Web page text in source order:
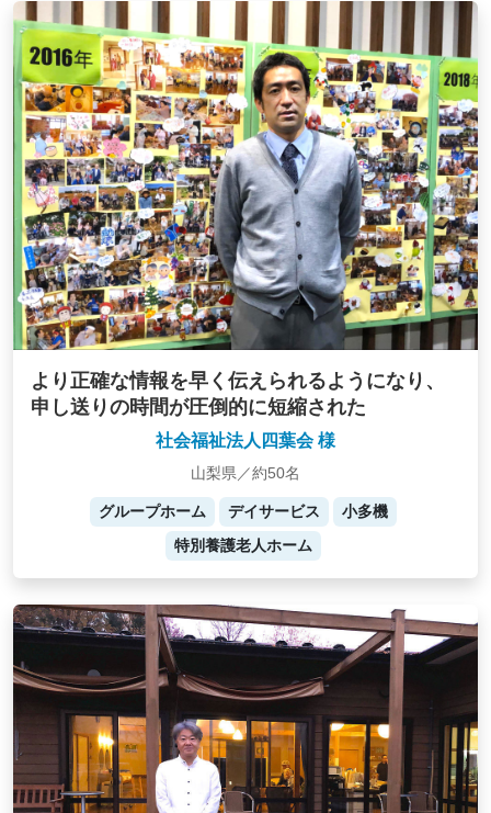
より正確な情報を早く伝えられるようになり、
申し送りの時間が圧倒的に短縮された
社会福祉法人四葉会 様
山梨県／約50名
グループホーム デイサービス
小多機
特別養護老人ホーム